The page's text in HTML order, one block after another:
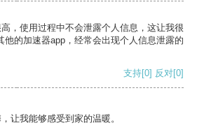
，使用过程中不会泄露个人信息，这让我很
他的加速器app，经常会出现个人信息泄露的
支持[0] 反对[0]
让我能够感受到家的温暖。